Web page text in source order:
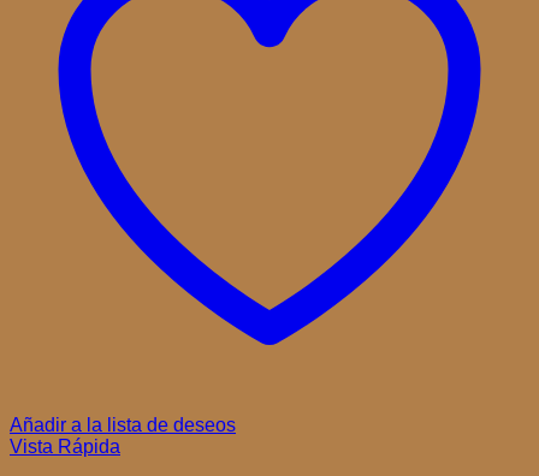
Añadir a la lista de deseos
Vista Rápida